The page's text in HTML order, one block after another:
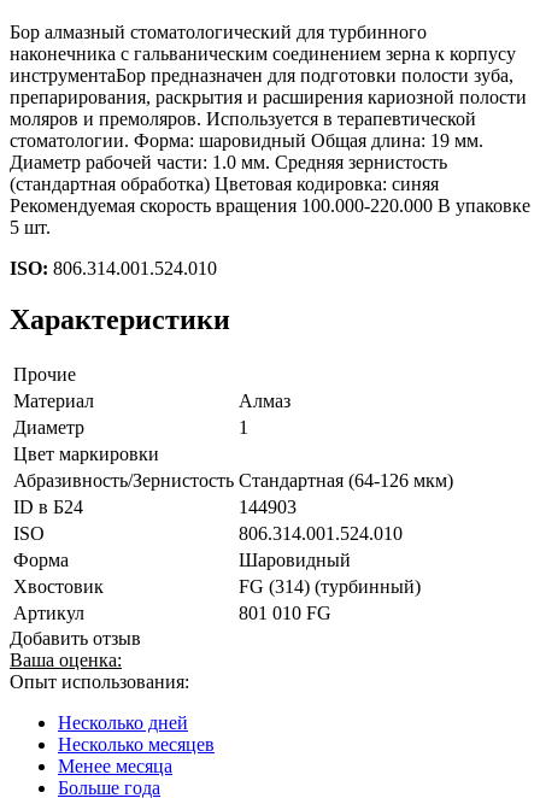
Бор алмазный стоматологический для турбинного
наконечника с гальваническим соединением зерна к корпусу
инструментаБор предназначен для подготовки полости зуба,
препарирования, раскрытия и расширения кариозной полости
моляров и премоляров. Используется в терапевтической
стоматологии. Форма: шаровидный Общая длина: 19 мм.
Диаметр рабочей части: 1.0 мм. Средняя зернистость
(стандартная обработка) Цветовая кодировка: синяя
Рекомендуемая скорость вращения 100.000-220.000 В упаковке
5 шт.
ISO: 806.314.001.524.010
Характеристики
Прочие
Материал
Алмаз
Диаметр
1
Цвет маркировки
Абразивность/Зернистость Стандартная (64-126 мкм)
ID в Б24
144903
ISO
806.314.001.524.010
Форма
Шаровидный
Хвостовик
FG (314) (турбинный)
Артикул
801 010 FG
Добавить отзыв
Ваша оценка:
Опыт использования:
Несколько дней
Несколько месяцев
Менее месяца
Больше года